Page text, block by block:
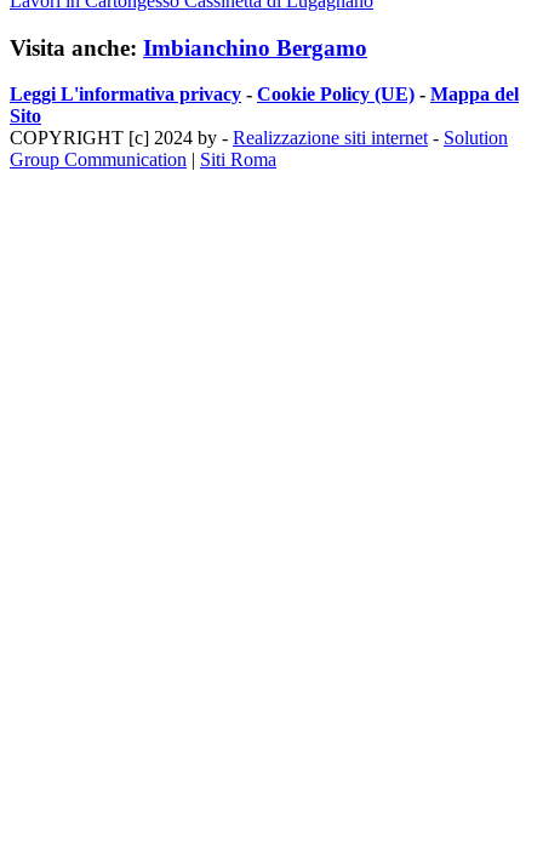
Visita anche: Imbianchino Bergamo
Leggi L'informativa privacy - Cookie Policy (UE) - Mappa del
Sito
COPYRIGHT [c] 2024 by - Realizzazione siti internet- Solution
Group Communication | Siti Roma